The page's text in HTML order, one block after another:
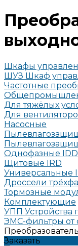
Шкафы
ШУЗ Шкаф
Частотные
Для тяжёлых
Для
Насосные
Однофазные IDD
Щитовые IRD
Универсальные
Дроссели
Тормозные
Комплектующие
УПП Устройства
ЭМС-фильтры от
Заказать